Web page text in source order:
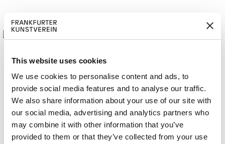
This website uses cookies
We use cookies to personalise content and ads, to
provide social media features and to analyse our traffic.
We also share information about your use of our site with
our social media, advertising and analytics partners who
may combine it with other information that you’ve
provided to them or that they’ve collected from your use
M
ITGLIED W
ERD
EN
Cerca: DE EN